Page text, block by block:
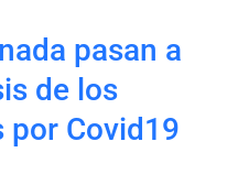
pasan a
de los
por Covid19